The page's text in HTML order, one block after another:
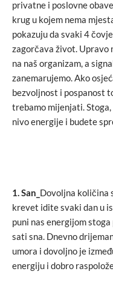
privatne i poslovne
krug u kojem nema
pokazuju da svaki 4
zagorčava život. Upravo
na naš organizam, a
zanemarujemo. Ako
bezvoljnost i pospanost
trebamo mijenjati.
nivo energije i budete
1.San_ Dovoljna količina
krevet idite svaki dan u
puni nas energijom
sati sna. Dnevno
umora i dovoljno je
energiju i dobro